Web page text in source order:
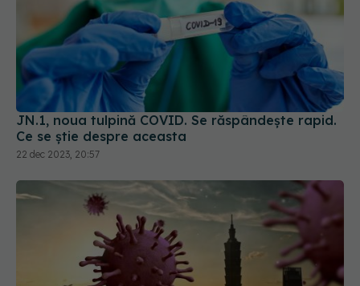
JN.1, noua tulpină COVID. Se răspândește rapid.
Ce se știe despre aceasta
22 dec 2023, 20:57